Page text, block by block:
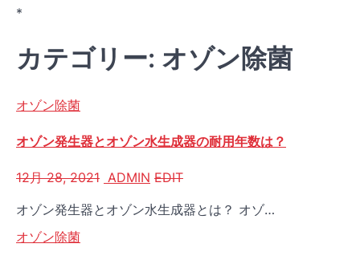
*
カテゴリー: オゾン除菌
オゾン除菌
オゾン発生器とオゾン水生成器の耐用年数は？
12月 28, 2021 ADMIN EDIT
オゾン発生器とオゾン水生成器とは？ オゾ…
オゾン除菌